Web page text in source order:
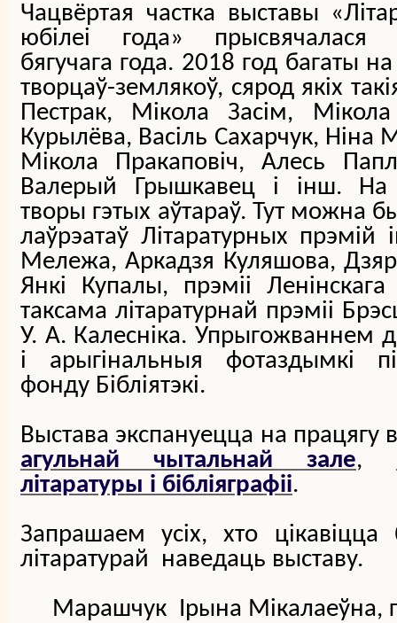
Чацвёртая частка выставы
юбілеі года» прысвячалася
бягучага года. 2018 год багаты
творцаў-землякоў, сярод якіх
Пестрак, Мікола Засім,
Курылёва, Васіль Сахарчук,
Мікола Пракаповіч, Алесь
Валерый Грышкавец і інш. На
творы гэтых аўтараў. Тут можна
лаўрэатаў Літаратурных прэмій
Мележа, Аркадзя Куляшова,
Янкі Купалы, прэміі
таксама літаратурнай прэміі
У. А. Калесніка. Упрыгожваннем
і арыгінальныя фотаздымкі
фонду Бібліятэкі.
Выстава экспануецца на працягу
агульнай чытальнай зале,
літаратуры і бібліяграфіі.
Запрашаем усіх, хто цікавіцца
літаратурай наведаць выставу.
Марашчук Ірына Мікалаеўна,